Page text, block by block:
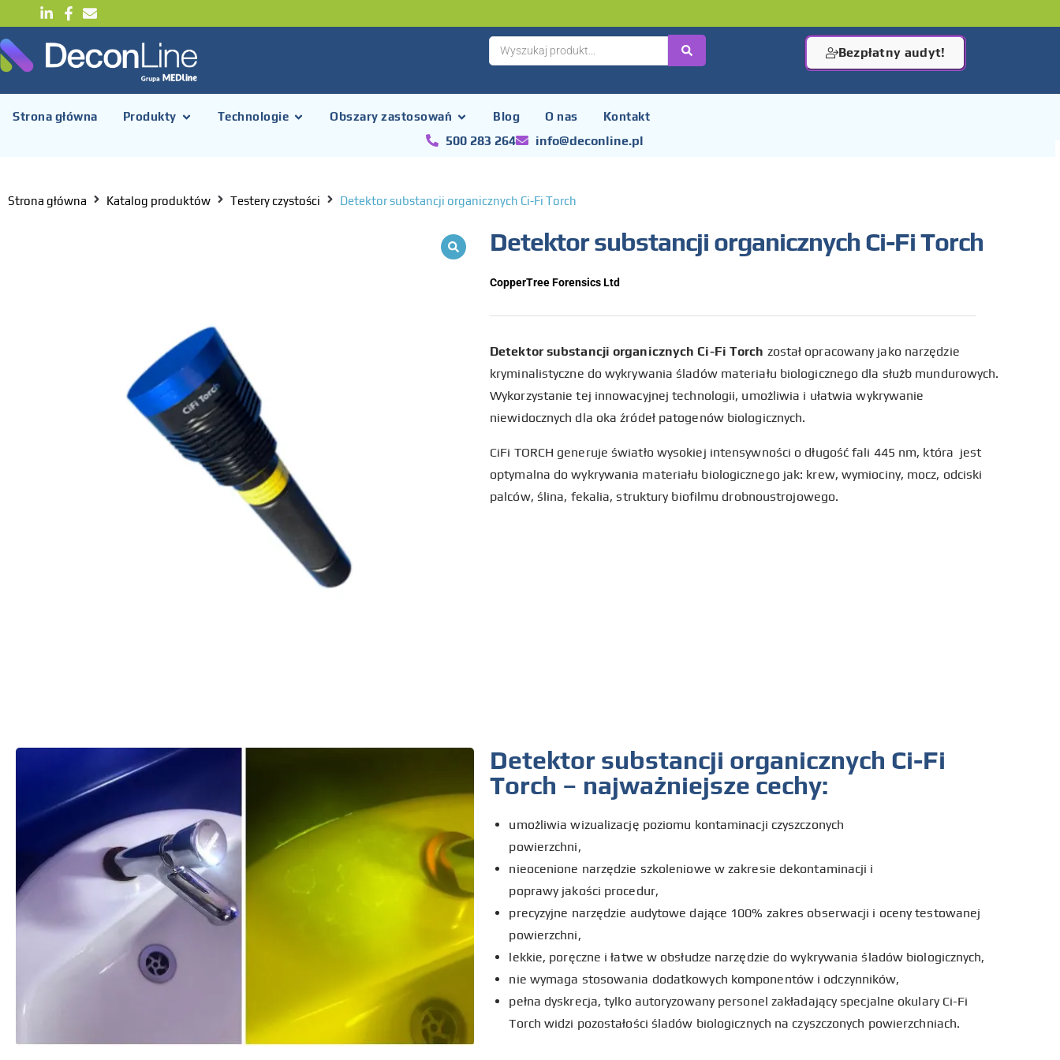
Bezpłatny audyt!
Strona główna Produkty Technologie Obszary zastosowań Blog O nas Kontakt
500 283 264 info@deconline.pl
Strona główna Katalog produktów Testery czystości Detektor substancji organicznych Ci-Fi Torch
Detektor substancji organicznych Ci-Fi Torch
CopperTree Forensics Ltd
Detektor substancji organicznych Ci-Fi Torch został opracowany jako narzędzie
kryminalistyczne do wykrywania śladów materiału biologicznego dla służb mundurowych.
Wykorzystanie tej innowacyjnej technologii, umożliwia i ułatwia wykrywanie
niewidocznych dla oka źródeł patogenów biologicznych.
CiFi TORCH generuje światło wysokiej intensywności o długość fali 445 nm, która jest
optymalna do wykrywania materiału biologicznego jak: krew, wymiociny, mocz, odciski
palców, ślina, fekalia, struktury biofilmu drobnoustrojowego.
Detektor substancji organicznych Ci-Fi
Torch – najważniejsze cechy:
umożliwia wizualizację poziomu kontaminacji czyszczonych
powierzchni,
nieocenione narzędzie szkoleniowe w zakresie dekontaminacji i
poprawy jakości procedur,
precyzyjne narzędzie audytowe dające 100% zakres obserwacji i oceny testowanej
powierzchni,
lekkie, poręczne i łatwe w obsłudze narzędzie do wykrywania śladów biologicznych,
nie wymaga stosowania dodatkowych komponentów i odczynników,
pełna dyskrecja, tylko autoryzowany personel zakładający specjalne okulary Ci-Fi
Torch widzi pozostałości śladów biologicznych na czyszczonych powierzchniach.